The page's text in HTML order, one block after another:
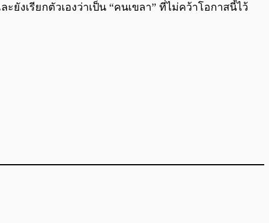
ยังเรียกตัวเองว่าเป็น “คนเขลา” ที่ไม่คว้าโอกาสนี้ไว้